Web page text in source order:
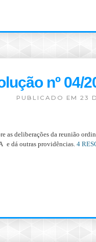
nº 04/
PUBLICADO EM 23
as deliberações da reunião
e dá outras providências. 4